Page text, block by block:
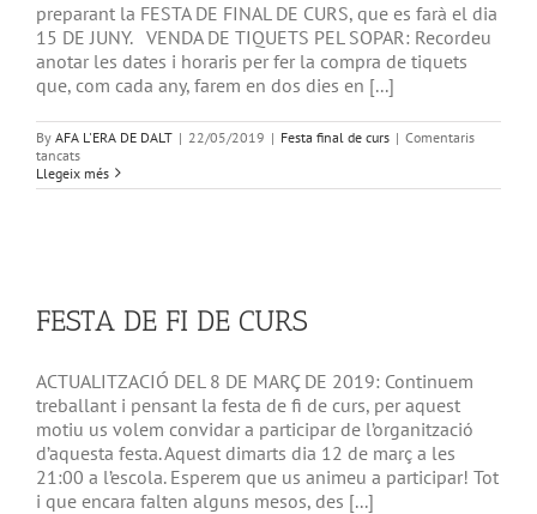
preparant la FESTA DE FINAL DE CURS, que es farà el dia
15 DE JUNY. VENDA DE TIQUETS PEL SOPAR: Recordeu
anotar les dates i horaris per fer la compra de tiquets
que, com cada any, farem en dos dies en [...]
By AFA L'ERA DE DALT | 22/05/2019 | Festa final de curs | Comentaris
tancatsa
FESTA
FINAL
Llegeix més
FESTA DE FI DE CURS
ACTUALITZACIÓ DEL 8 DE MARÇ DE 2019: Continuem
treballant i pensant la festa de fi de curs, per aquest
motiu us volem convidar a participar de l’organització
d’aquesta festa. Aquest dimarts dia 12 de març a les
21:00 a l’escola. Esperem que us animeu a participar! Tot
i que encara falten alguns mesos, des [...]